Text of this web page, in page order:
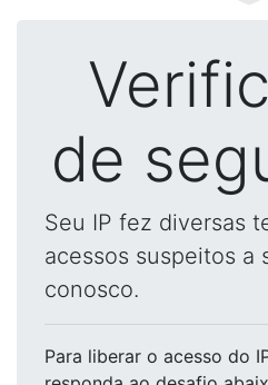
de
Seu IP fez diversas
acessos suspeitos a
conosco.
Para liberar o acesso do